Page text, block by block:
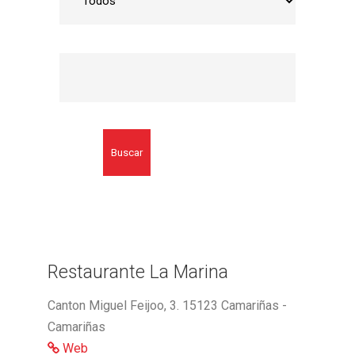
Buscar
Restaurante La Marina
Canton Miguel Feijoo, 3. 15123 Camariñas -
Camariñas
Web